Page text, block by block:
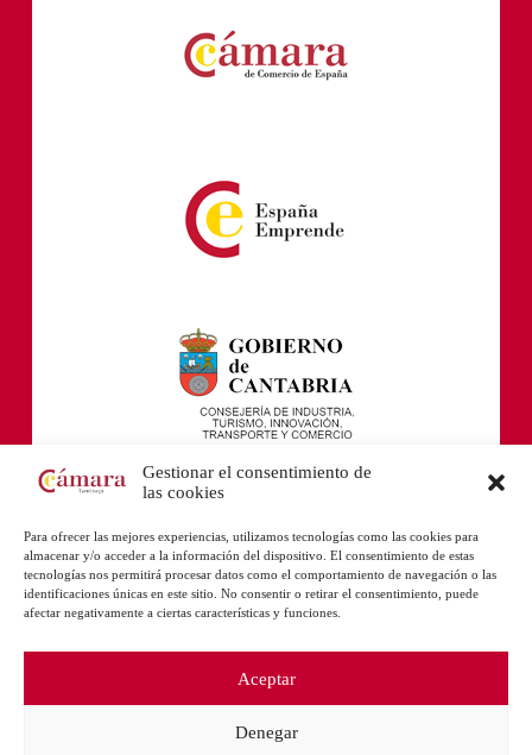
Gestionar el consentimiento de
las cookies
Para ofrecer las mejores experiencias, utilizamos tecnologías como las cookies para
almacenar y/o acceder a la información del dispositivo. El consentimiento de estas
tecnologías nos permitirá procesar datos como el comportamiento de navegación o las
identificaciones únicas en este sitio. No consentir o retirar el consentimiento, puede
afectar negativamente a ciertas características y funciones.
Aceptar
Denegar